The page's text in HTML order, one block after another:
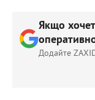
Якщо
Додайте